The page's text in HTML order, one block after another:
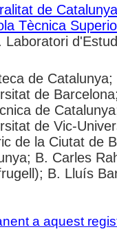
de Catalunya
Tècnica
Laboratori
de
de
de
de Vic-
de la Ciutat de
B. Carles
B. Lluís
a aquest